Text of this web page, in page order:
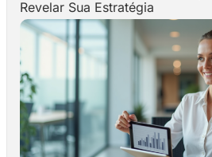
Revelar Sua Estratégia